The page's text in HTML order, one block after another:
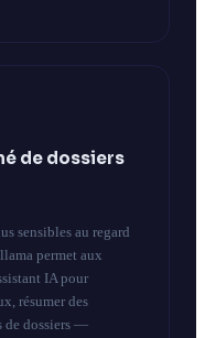
de dossiers
sensibles au regard
permet aux
IA pour
résumer des
de dossiers —